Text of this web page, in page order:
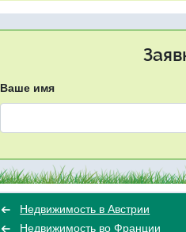
Ваше имя
Недвижимость в Австрии
Недвижимость во Франции